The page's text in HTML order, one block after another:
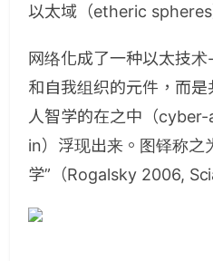
以太域（etheric spheres
网络化成了一种以太技
和自我组织的元件，而
人智学的在之中（
in）浮现出来。图铎称之
学”（Rogalsky 2006,